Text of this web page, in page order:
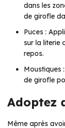
dans les
de girofle
Puces :
sur la literie
repos.
Moustiques
de girofle
Adoptez
Même après